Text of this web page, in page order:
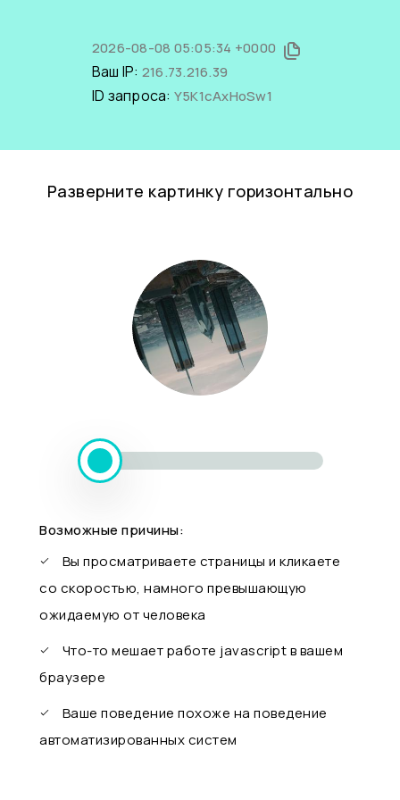
2026-08-08 05:05:34 +0000
Ваш IP: 216.73.216.39
ID запроса: Y5K1cAxHoSw1
Разверните картинку горизонтально
Возможные причины:
Вы просматриваете страницы и кликаете
со скоростью, намного превышающую
ожидаемую от человека
Что-то мешает работе javascript в вашем
браузере
Ваше поведение похоже на поведение
автоматизированных систем